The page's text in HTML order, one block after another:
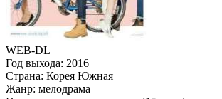
WEB-DL
Год выхода: 2016
Страна: Корея Южная
Жанр: мелодрама